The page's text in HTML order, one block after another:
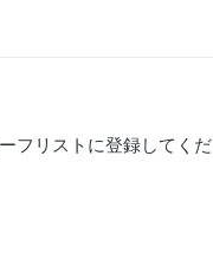
フリストに登録してくだ